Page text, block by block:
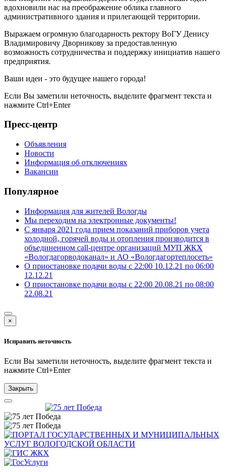
вдохновили нас на преображение облика главного
административного здания и прилегающей территории.
Выражаем огромную благодарность ректору ВоГУ Денису
Владимировичу Дворникову за предоставленную
возможность сотрудничества и поддержку инициатив нашего
предприятия.
Ваши идеи - это будущее нашего города!
Если Вы заметили неточность, выделите фрагмент текста и
нажмите Ctrl+Enter
Пресс-центр
Объявления
Новости
Информация об отключениях
Вакансии
Популярное
Информация для жителей Вологды
Мы переходим на электронные документы!
С января 2021 года прием показаний приборов учета
холодной, горячей воды и отопления производится в
объединенном call-центре организаций МУП ЖКХ
«Вологдагорводоканал» и АО «Вологдагортеплосеть»
О приостановке подачи воды с 22:00 10.12.21 по 06:00
12.12.21
О приостановке подачи воды с 22:00 20.08.21 по 08:00
22.08.21
×
Исправить неточность
Если Вы заметили неточность, выделите фрагмент текста и
нажмите Ctrl+Enter
Закрыть